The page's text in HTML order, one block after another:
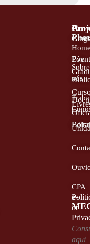
A
Sobre
nós
CPA
Pós-
e-
aqui
de